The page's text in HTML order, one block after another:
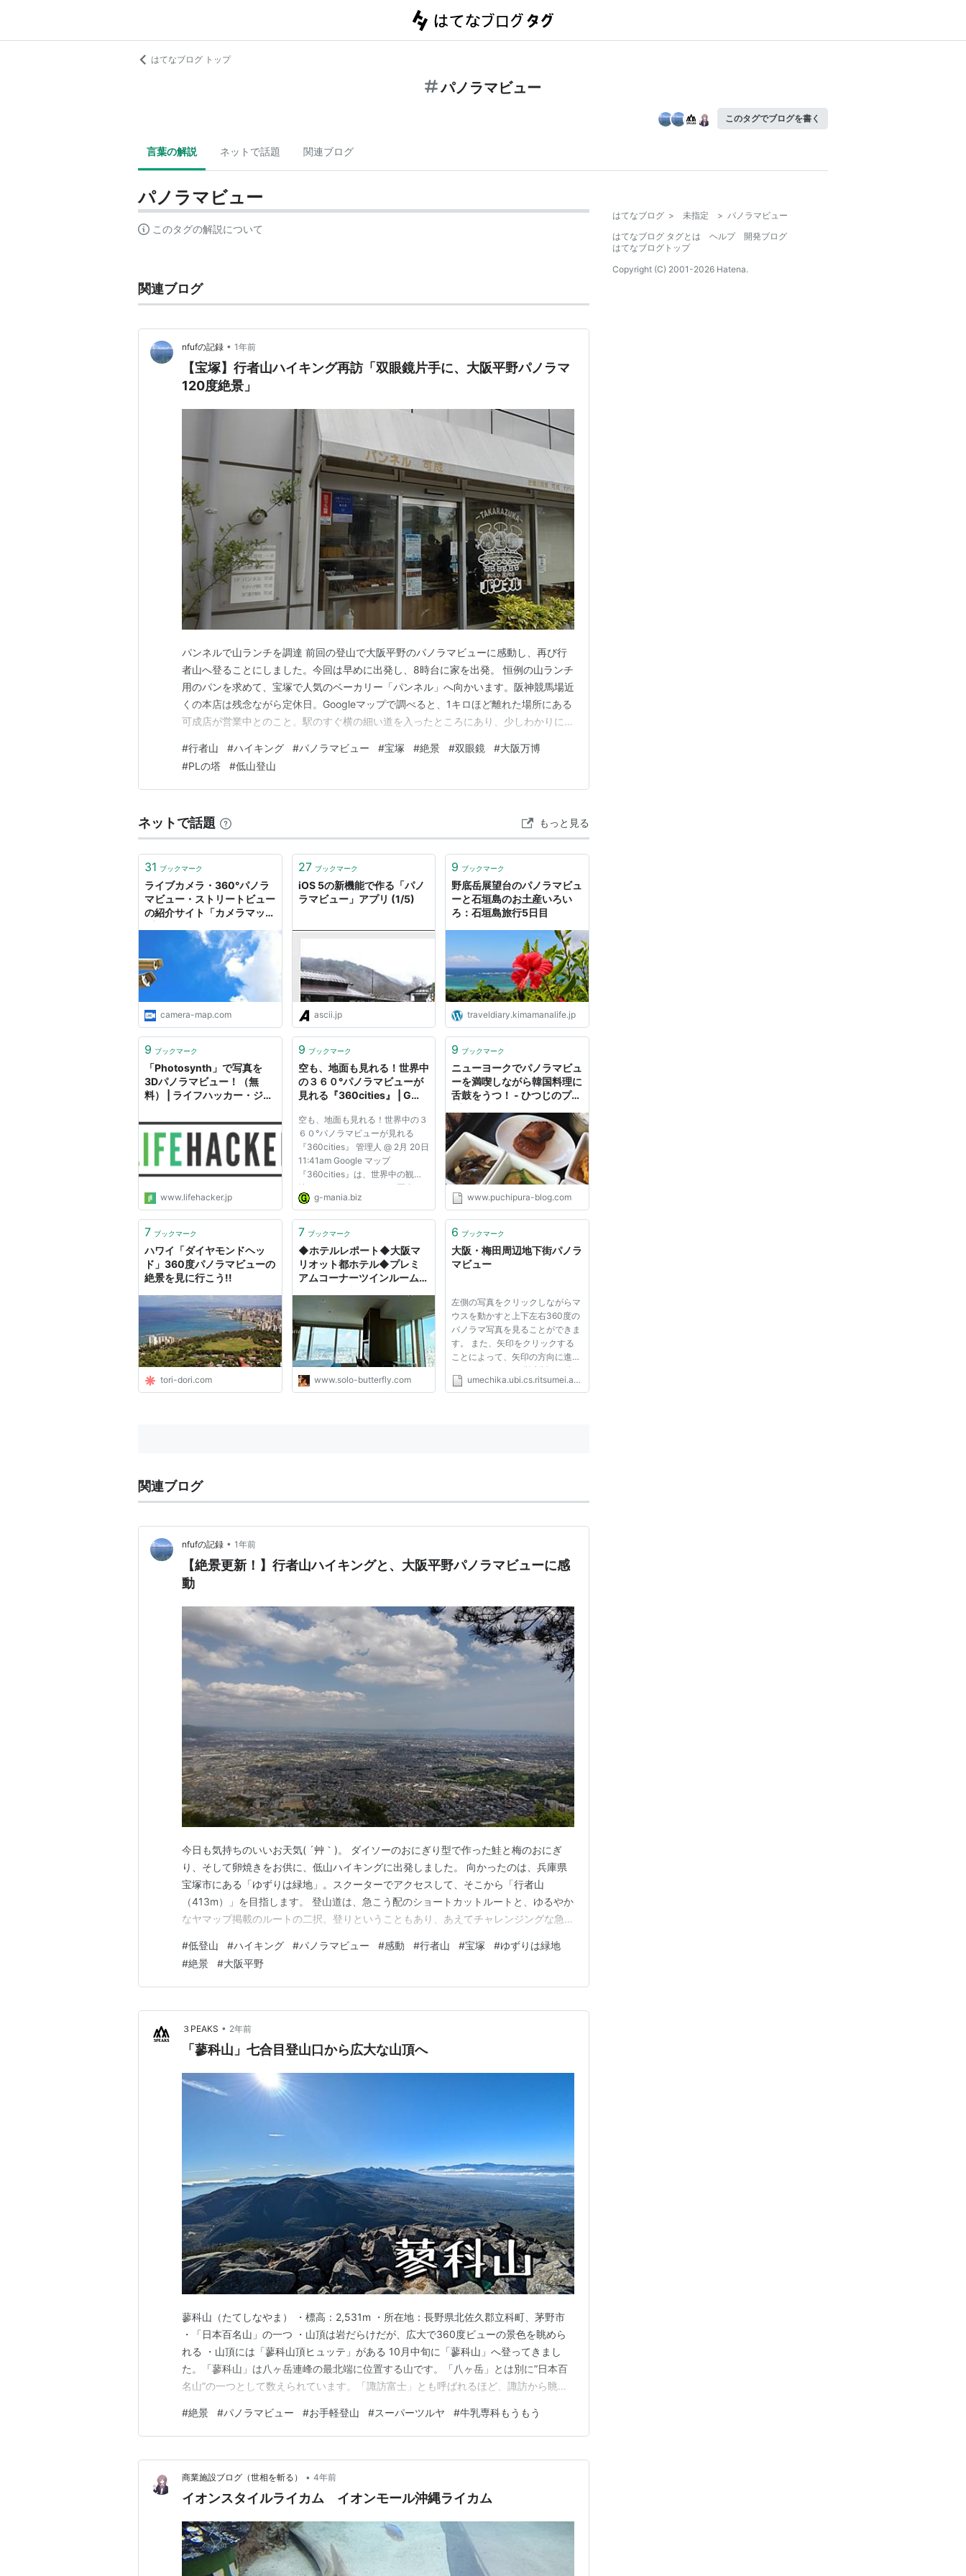
はてなブログ トップ
パノラマビュー
このタグでブログを書く
言葉の解説 ネットで話題 関連ブログ
パノラマビュー
このタグの解説について
関連ブログ
nfufの記録 • 1年前
【宝塚】行者山ハイキング再訪「双眼鏡片手に、大阪平野パノラマ
120度絶景」
パンネルで山ランチを調達 前回の登山で大阪平野のパノラマビューに感動し、再び行
者山へ登ることにしました。今回は早めに出発し、8時台に家を出発。 恒例の山ランチ
用のパンを求めて、宝塚で人気のベーカリー「パンネル」へ向かいます。阪神競馬場近
くの本店は残念ながら定休日。Googleマップで調べると、1キロほど離れた場所にある
可成店が営業中とのこと。駅のすぐ横の細い道を入ったところにあり、少しわかりにく
業しているようです。 店内には多くの種類のパンが並び、どれも美味しそう。私はピ
ザパン、ポテトサラダ入りのパン、チョコクリーム…
#行者山 #ハイキング #パノラマビュー #宝塚 #絶景 #双眼鏡 #大阪万博
#PLの塔 #低山登山
ネットで話題 もっと見る
31 ブックマーク
ライブカメラ・360°パノラ
マビュー・ストリートビュー
の紹介サイト「カメラマッ
camera-map.com
27 ブックマーク
iOS 5の新機能で作る「パノ
ラマビュー」アプリ (1/5)
ascii.jp
9 ブックマーク
野底岳展望台のパノラマビュ
ーと石垣島のお土産いろい
ろ：石垣島旅行5日目
traveldiary.kimamanalife.jp
9 ブックマーク
「Photosynth」で写真を
3Dパノラマビュー！（無
料） | ライフハッカー・ジャ
www.lifehacker.jp
9 ブックマーク
空も、地面も見れる！世界中
の３６０°パノラマビューが
見れる『360cities』 | G
い方
空も、地面も見れる！世界中の３
６０°パノラマビューが見れる
『360cities』 管理人 @ 2月 20日
11:41am Google マップ
『360cities』は、世界中の観光
地などの３６０°パノラマ写真が
見れるバーチャルトラベルサイト
ビューでも、路上の３６０°ビュ
ーを楽しむことができますが、
『360cities...
g-mania.biz
9 ブックマーク
ニューヨークでパノラマビュ
ーを満喫しながら韓国料理に
舌鼓をうつ！ - ひつじのプチ
www.puchipura-blog.com
7 ブックマーク
ハワイ「ダイヤモンドヘッ
ド」360度パノラマビューの
絶景を見に行こう!!
tori-dori.com
7 ブックマーク
◆ホテルレポート◆大阪マ
リオット都ホテル◆プレミ
アムコーナーツインルーム
マビューのお部屋◆母とス
テイケーション◆ - 一匹バタ
フライ 🦋 日本⇔南国 デュア
ルライフ
www.solo-butterfly.com
6 ブックマーク
大阪・梅田周辺地下街パノラ
マビュー
左側の写真をクリックしながらマ
ウスを動かすと上下左右360度の
パノラマ写真を見ることができま
す。 また、矢印をクリックする
ことによって、矢印の方向に進む
ことができます。 従来版では多
くの人が写っていて下部に死角が
umechika.ubi.cs.ritsumei.ac.jp
関連ブログ
nfufの記録 • 1年前
【絶景更新！】行者山ハイキングと、大阪平野パノラマビューに感
動
今日も気持ちのいいお天気( ´艸｀)。 ダイソーのおにぎり型で作った鮭と梅のおにぎ
り、そして卵焼きをお供に、低山ハイキングに出発しました。 向かったのは、兵庫県
宝塚市にある「ゆずりは緑地」。スクーターでアクセスして、そこから「行者山
（413m）」を目指します。 登山道は、急こう配のショートカットルートと、ゆるやか
なヤマップ掲載のルートの二択。登りということもあり、あえてチャレンジングな急こ
っていきます。 やっとの思いでたどり着いた行者山の山頂は、残念ながら景色が見え
ず……。でも、さらに進んだ先の「行者山東観峰」を目指…
#低登山 #ハイキング #パノラマビュー #感動 #行者山 #宝塚 #ゆずりは緑地
#絶景 #大阪平野
３PEAKS • 2年前
「蓼科山」七合目登山口から広大な山頂へ
蓼科山（たてしなやま） ・標高：2,531m ・所在地：長野県北佐久郡立科町、茅野市
・「日本百名山」の一つ ・山頂は岩だらけだが、広大で360度ビューの景色を眺めら
れる ・山頂には「蓼科山頂ヒュッテ」がある 10月中旬に「蓼科山」へ登ってきまし
た。「蓼科山」は八ヶ岳連峰の最北端に位置する山です。「八ヶ岳」とは別に”日本百
名山”の一つとして数えられています。「諏訪富士」とも呼ばれるほど、諏訪から眺め
が、いずれも天気が悪く写真をほとんど撮っていないので記事にすることがありません
でした（チラっとまとめ記事に書いたことはあ…
#絶景 #パノラマビュー #お手軽登山 #スーパーツルヤ #牛乳専科もうもう
商業施設ブログ（世相を斬る） • 4年前
イオンスタイルライカム イオンモール沖縄ライカム
はてなブログ > 未指定 > パノラマビュー
はてなブログ タグとは
ヘルプ
開発ブログ
はてなブログトップ
Copyright (C) 2001-2026 Hatena.